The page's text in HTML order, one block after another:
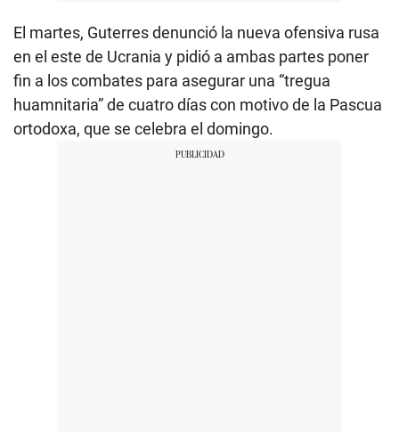
El martes, Guterres denunció la nueva ofensiva rusa
en el este de Ucrania y pidió a ambas partes poner
fin a los combates para asegurar una “tregua
huamnitaria” de cuatro días con motivo de la Pascua
ortodoxa, que se celebra el domingo.